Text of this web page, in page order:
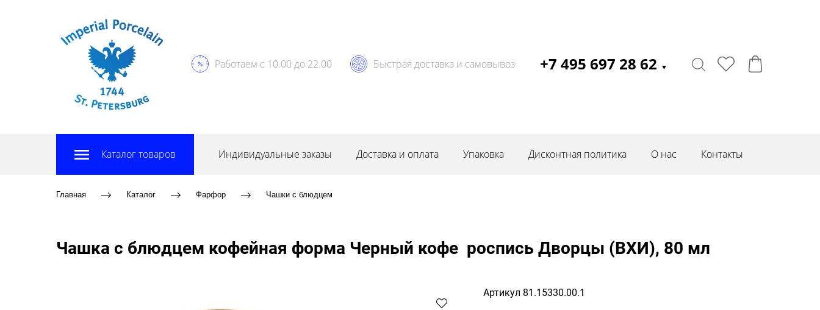
Работаем с 10.00 до 22.00 Быстрая доставка и самовывоз +7 495 697 28 62 ▼
Каталог товаров Индивидуальные заказы Доставка и оплата Упаковка Дисконтная политика О нас Контакты
Главная Каталог Фарфор Чашки с блюдцем
Чашка с блюдцем кофейная форма Черный кофе роспись Дворцы (ВХИ), 80 мл
Артикул 81.15330.00.1